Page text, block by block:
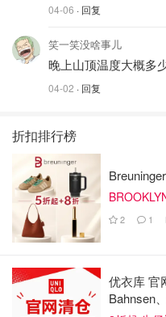
04-06 · 回复
笑一笑没啥事儿
晚上山顶温度大概多
04-02 · 回复
折扣排行榜
2 1
优衣库 官
Bahnsen